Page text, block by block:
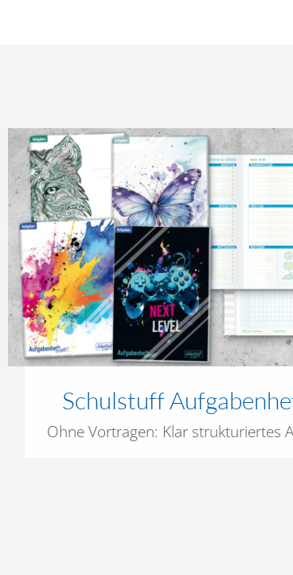
Schulstuff
Ohne Vortragen: Klar strukturiertes